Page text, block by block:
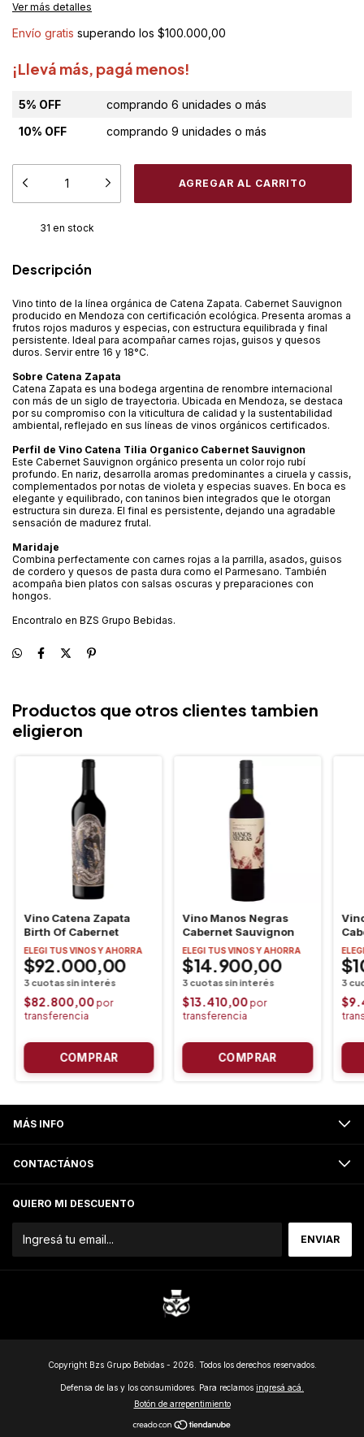
Ver más detalles
Envío gratis superando los $100.000,00
¡Llevá más, pagá menos!
5% OFF
comprando 6 unidades o más
10% OFF
comprando 9 unidades o más
31 en stock
Descripción
Vino tinto de la línea orgánica de Catena Zapata. Cabernet Sauvignon
producido en Mendoza con certificación ecológica. Presenta aromas a
frutos rojos maduros y especias, con estructura equilibrada y final
persistente. Ideal para acompañar carnes rojas, guisos y quesos
duros. Servir entre 16 y 18°C.
Sobre Catena Zapata
Catena Zapata es una bodega argentina de renombre internacional
con más de un siglo de trayectoria. Ubicada en Mendoza, se destaca
por su compromiso con la viticultura de calidad y la sustentabilidad
ambiental, reflejado en sus líneas de vinos orgánicos certificados.
Perfil de Vino Catena Tilia Organico Cabernet Sauvignon
Este Cabernet Sauvignon orgánico presenta un color rojo rubí
profundo. En nariz, desarrolla aromas predominantes a ciruela y cassis,
complementados por notas de violeta y especias suaves. En boca es
elegante y equilibrado, con taninos bien integrados que le otorgan
estructura sin dureza. El final es persistente, dejando una agradable
sensación de madurez frutal.
Maridaje
Combina perfectamente con carnes rojas a la parrilla, asados, guisos
de cordero y quesos de pasta dura como el Parmesano. También
acompaña bien platos con salsas oscuras y preparaciones con
hongos.
Encontralo en BZS Grupo Bebidas.
Productos que otros clientes tambien
eligieron
Vino Catena Zapata
Birth Of Cabernet
ELEGI TUS VINOS Y AHORRA
$92.000,00
$82.800,00
Vino Manos Negras
Cabernet Sauvignon
ELEGI TUS VINOS Y AHORRA
$14.900,00
$13.410,00
MÁS INFO
CONTACTÁNOS
QUIERO MI DESCUENTO
Copyright Bzs Grupo Bebidas - 2026. Todos los derechos reservados.
Defensa de las y los consumidores. Para reclamos ingresá acá.
Botón de arrepentimiento